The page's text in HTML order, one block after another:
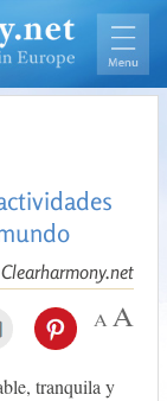
Clearharmony.net
tranquila y